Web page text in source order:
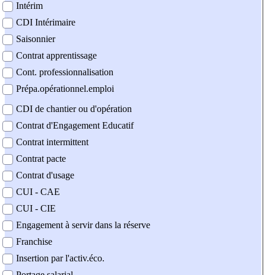
Intérim
CDI Intérimaire
Saisonnier
Contrat apprentissage
Cont. professionnalisation
Prépa.opérationnel.emploi
CDI de chantier ou d'opération
Contrat d'Engagement Educatif
Contrat intermittent
Contrat pacte
Contrat d'usage
CUI - CAE
CUI - CIE
Engagement à servir dans la réserve
Franchise
Insertion par l'activ.éco.